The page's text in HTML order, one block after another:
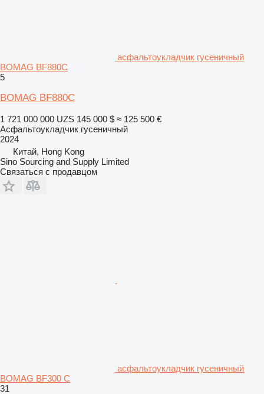
асфальтоукладчик гусеничный
BOMAG BF880C
5
BOMAG BF880C
1 721 000 000 UZS 145 000 $ ≈ 125 500 €
Асфальтоукладчик гусеничный
2024
Китай, Hong Kong
Sino Sourcing and Supply Limited
Связаться с продавцом
асфальтоукладчик гусеничный
BOMAG BF300 C
31